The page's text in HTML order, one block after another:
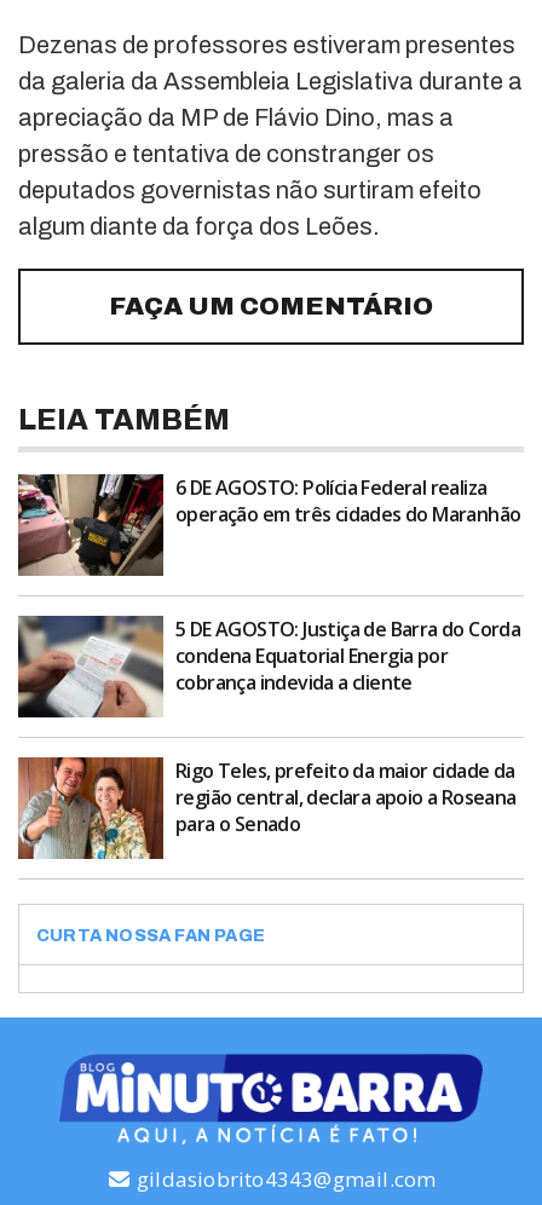
Dezenas de professores estiveram presentes
da galeria da Assembleia Legislativa durante a
apreciação da MP de Flávio Dino, mas a
pressão e tentativa de constranger os
deputados governistas não surtiram efeito
algum diante da força dos Leões.
FAÇA UM COMENTÁRIO
LEIA TAMBÉM
6 DE AGOSTO: Polícia Federal realiza
operação em três cidades do Maranhão
5 DE AGOSTO: Justiça de Barra do Corda
condena Equatorial Energia por
cobrança indevida a cliente
Rigo Teles, prefeito da maior cidade da
região central, declara apoio a Roseana
para o Senado
CURTA NOSSA FAN PAGE
gildasiobrito4343@gmail.com